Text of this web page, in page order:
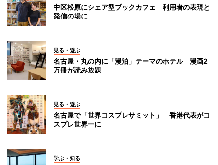
中区松原にシェア型ブックカフェ 利用者の表現と
発信の場に
見る・遊ぶ
名古屋・丸の内に「漫泊」テーマのホテル 漫画2
万冊が読み放題
見る・遊ぶ
名古屋で「世界コスプレサミット」 香港代表がコ
スプレ世界一に
学ぶ・知る